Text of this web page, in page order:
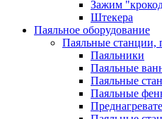
Зажим
Штекера
Паяльное оборудование
Паяльные станции,
Паяльники
Паяльные
Паяльные
Паяльные